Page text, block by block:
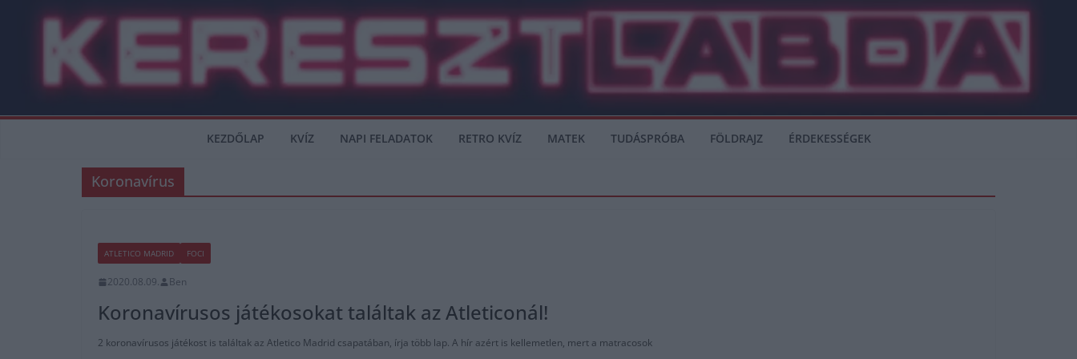
KEZDŐLAP KVÍZ NAPI FELADATOK RETRO KVÍZ MATEK TUDÁSPRÓBA FÖLDRAJZ ÉRDEKESSÉGEK
Koronavírus
ATLETICO MADRID FOCI
2020.08.09. Ben
Koronavírusos játékosokat találtak az Atleticonál!
2 koronavírusos játékost is találtak az Atletico Madrid csapatában, írja több lap. A hír azért is kellemetlen, mert a matracosok